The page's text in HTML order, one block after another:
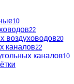
10
22
воздуховодов20
каналов22
каналов10